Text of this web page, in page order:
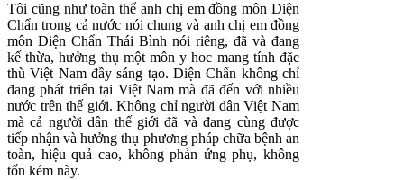
Tôi cũng như toàn thể anh chị em đồng môn Diện
Chẩn trong cả nước nói chung và anh chị em đồng
môn Diện Chẩn Thái Bình nói riêng, đã và đang
kế thừa, hưởng thụ một môn y hoc mang tính đặc
thù Việt Nam đầy sáng tạo. Diện Chẩn không chỉ
đang phát triển tại Việt Nam mà đã đến với nhiều
nước trên thế giới. Không chỉ người dân Việt Nam
mà cả người dân thế giới đã và đang cùng được
tiếp nhận và hưởng thụ phương pháp chữa bệnh an
toàn, hiệu quả cao, không phản ứng phụ, không
tốn kém này.